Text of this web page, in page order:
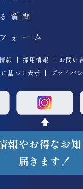
質問
ォーム
報 採用情報
お問い
基づく表示
プライバ
報やお得なお
届きます！